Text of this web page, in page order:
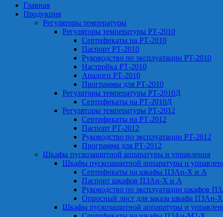
Главная
Продукция
Регуляторы температуры
Регуляторы температуры РТ-2010
Сертификаты на РТ-2010
Паспорт РТ-2010
Руководство по эксплуатации РТ-2010
Настройка РТ-2010
Аналоги РТ-2010
Программы для РТ-2010
Регуляторы температуры РТ-2010Д
Сертификаты на РТ-2010Д
Регуляторы температуры РТ-2012
Сертификаты на РТ-2012
Паспорт РТ-2012
Руководство по эксплуатации РТ-2012
Программа для РТ-2012
Шкафы пускозащитной аппаратуры и управления
Шкафы пускозащитной аппаратуры и
Сертификаты на шкафы ПЗАн-Х и А
Паспорт шкафов ПЗАн-Х и А
Руководство по эксплуатации шкафов
Опросный лист для заказа шкафа ПЗАн-
Шкафы пускозащитной аппаратуры и